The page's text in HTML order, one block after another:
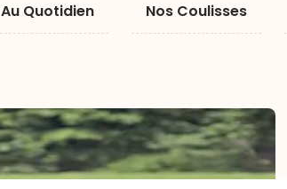
Au Quotidien Nos Coulisses